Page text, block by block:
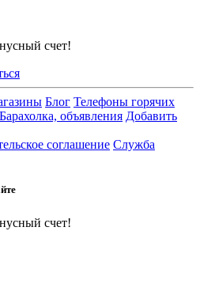
счет!
Блог Телефоны горячих
Барахолка, объявления Добавить
соглашение Служба
счет!